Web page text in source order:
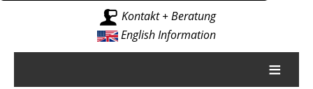
Kontakt + Beratung
English Information
≡